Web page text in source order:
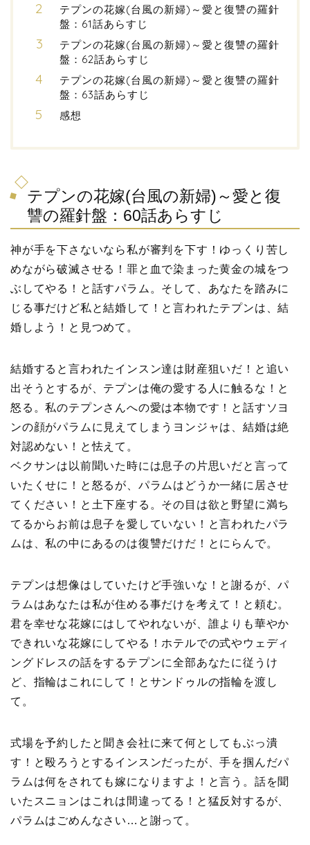
テプンの花嫁(台風の新婦)～愛と復讐の羅針
盤：61話あらすじ
テプンの花嫁(台風の新婦)～愛と復讐の羅針
盤：62話あらすじ
テプンの花嫁(台風の新婦)～愛と復讐の羅針
盤：63話あらすじ
感想
テプンの花嫁(台風の新婦)～愛と復
讐の羅針盤：60話あらすじ
神が手を下さないなら私が審判を下す！ゆっくり苦し
めながら破滅させる！罪と血で染まった黄金の城をつ
ぶしてやる！と話すパラム。そして、あなたを踏みに
じる事だけど私と結婚して！と言われたテプンは、結
婚しよう！と見つめて。
結婚すると言われたインスン達は財産狙いだ！と追い
出そうとするが、テプンは俺の愛する人に触るな！と
怒る。私のテプンさんへの愛は本物です！と話すソヨ
ンの顔がパラムに見えてしまうヨンジャは、結婚は絶
対認めない！と怯えて。
ベクサンは以前聞いた時には息子の片思いだと言って
いたくせに！と怒るが、パラムはどうか一緒に居させ
てください！と土下座する。その目は欲と野望に満ち
てるからお前は息子を愛していない！と言われたパラ
ムは、私の中にあるのは復讐だけだ！とにらんで。
テプンは想像はしていたけど手強いな！と謝るが、パ
ラムはあなたは私が住める事だけを考えて！と頼む。
君を幸せな花嫁にはしてやれないが、誰よりも華やか
できれいな花嫁にしてやる！ホテルでの式やウェディ
ングドレスの話をするテプンに全部あなたに従うけ
ど、指輪はこれにして！とサンドゥルの指輪を渡し
て。
式場を予約したと聞き会社に来て何としてもぶっ潰
す！と殴ろうとするインスンだったが、手を掴んだパ
ラムは何をされても嫁になりますよ！と言う。話を聞
いたスニョンはこれは間違ってる！と猛反対するが、
パラムはごめんなさい…と謝って。